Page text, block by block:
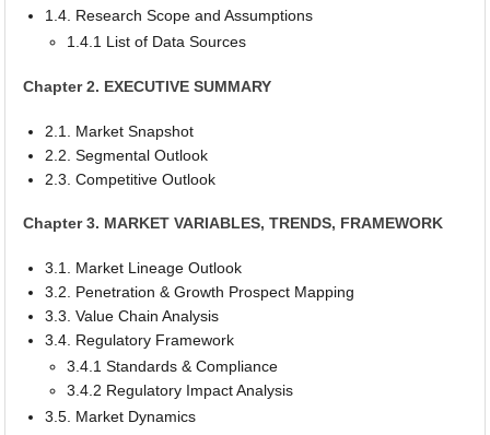
1.4. Research Scope and Assumptions
1.4.1 List of Data Sources
Chapter 2. EXECUTIVE SUMMARY
2.1. Market Snapshot
2.2. Segmental Outlook
2.3. Competitive Outlook
Chapter 3. MARKET VARIABLES, TRENDS, FRAMEWORK
3.1. Market Lineage Outlook
3.2. Penetration & Growth Prospect Mapping
3.3. Value Chain Analysis
3.4. Regulatory Framework
3.4.1 Standards & Compliance
3.4.2 Regulatory Impact Analysis
3.5. Market Dynamics